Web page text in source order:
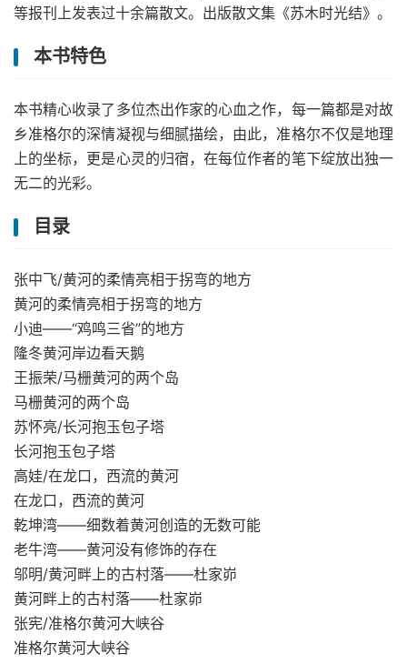
等报刊上发表过十余篇散文。出版散文集《苏木时光结》。
本书特色
本书精心收录了多位杰出作家的心血之作，每一篇都是对故
乡准格尔的深情凝视与细腻描绘，由此，准格尔不仅是地理
上的坐标，更是心灵的归宿，在每位作者的笔下绽放出独一
无二的光彩。
目录
张中飞/黄河的柔情亮相于拐弯的地方
黄河的柔情亮相于拐弯的地方
小迪——“鸡鸣三省”的地方
隆冬黄河岸边看天鹅
王振荣/马栅黄河的两个岛
马栅黄河的两个岛
苏怀亮/长河抱玉包子塔
长河抱玉包子塔
高娃/在龙口，西流的黄河
在龙口，西流的黄河
乾坤湾——细数着黄河创造的无数可能
老牛湾——黄河没有修饰的存在
邬明/黄河畔上的古村落——杜家峁
黄河畔上的古村落——杜家峁
张宪/准格尔黄河大峡谷
准格尔黄河大峡谷